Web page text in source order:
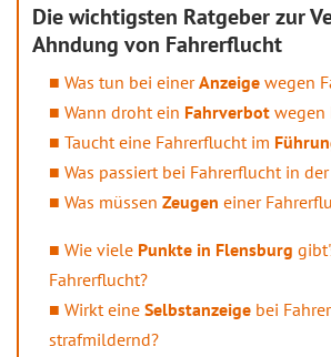
Die wichtigsten Ratgeber zur
Ahndung von Fahrerflucht
Was tun bei einerAnzeige wegen
Wann droht ein Fahrverbot wegen
Taucht eine Fahrerflucht im
Was passiert bei Fahrerflucht in der
Was müssen Zeugen einer
Wie viele Punkte in Flensburg
Fahrerflucht?
Wirkt eine Selbstanzeige bei
strafmildernd?